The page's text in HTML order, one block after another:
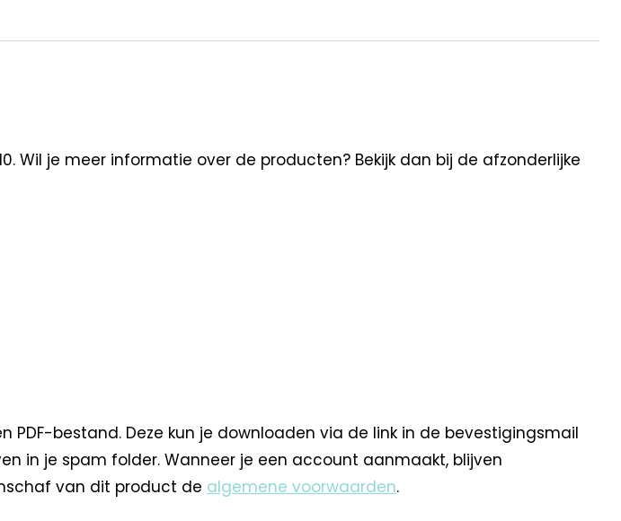
Wil je meer informatie over de producten? Bekijk dan bij de afzonderlijke
bestand. Deze kun je downloaden via de link in de bevestigingsmail
in je spam folder. Wanneer je een account aanmaakt, blijven
van dit product de algemene voorwaarden.